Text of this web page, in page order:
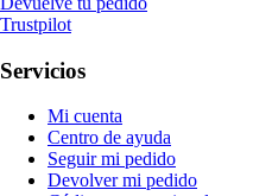
Trustpilot
Servicios
Mi cuenta
Centro de ayuda
Seguir mi pedido
Devolver mi pedido